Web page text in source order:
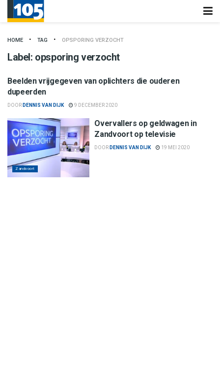
HOME TAG OPSPORING VERZOCHT
Label: opsporing verzocht
Beelden vrijgegeven van oplichters die ouderen
dupeerden
DOOR DENNIS VAN DIJK 9 DECEMBER 2020
Zandvoort
Overvallers op geldwagen in
Zandvoort op televisie
DOOR DENNIS VAN DIJK 19 MEI 2020